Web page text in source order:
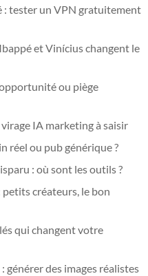
: tester un VPN gratuitement
et Vinícius changent le
ou piège
IA marketing à saisir
réel ou pub générique ?
: où sont les outils ?
créateurs, le bon
qui changent votre
des images réalistes